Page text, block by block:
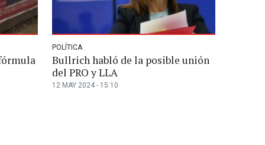
POLÍTICA
Bullrich habló de la posible unión
del PRO y LLA
12 MAY 2024 - 15:10